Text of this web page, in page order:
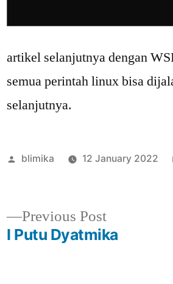
artikel selanjutnya dengan
semua perintah linux bisa
selanjutnya.
Posted
blimika 12 January 2022
Previous PostPrevious
post:
I Putu Dyatmika